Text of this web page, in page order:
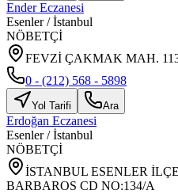
Ender Eczanesi
Esenler/İstanbul
NÖBETÇİ
FEVZİ ÇAKMAK MAH.
0 - (212) 568 - 5898
Yol Tarifi Ara
Erdoğan Eczanesi
Esenler/İstanbul
NÖBETÇİ
İSTANBUL ESENLER
BARBAROS CD NO:134/A